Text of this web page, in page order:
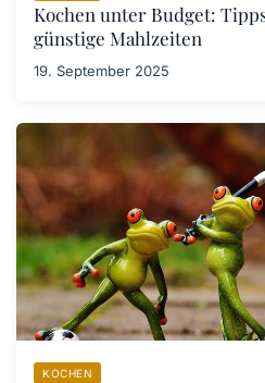
Kochen unter Budget:
günstige Mahlzeiten
19. September 2025
KOCHEN